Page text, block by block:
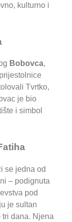
kulturno i
Bobovca,
Tvrtko,
je bio
i simbol
se jedna od
– podignuta
pod
je sultan
tri dana. Njena